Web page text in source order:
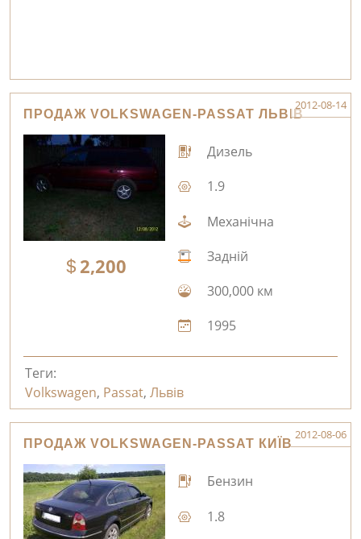
ПРОДАЖ VOLKSWAGEN-PASSAT ЛЬВІВ
2012-08-14
2,200
Дизель
1.9
Механічна
Задній
300,000 км
1995
Теги:
Volkswagen, Passat, Львів
ПРОДАЖ VOLKSWAGEN-PASSAT КИЇВ
2012-08-06
Бензин
1.8